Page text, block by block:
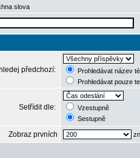
slova
předchozí:
Prohledávat název
Prohledávat pouze
Setřídit dle:
Vzestupně
Sestupně
Zobraz prvních